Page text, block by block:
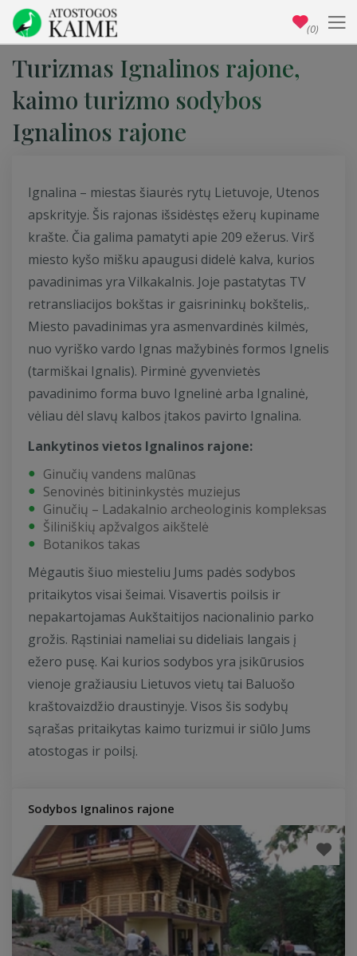
Turizmas Ignalinos rajone,
kaimo turizmo sodybos
Ignalinos rajone
Ignalina – miestas šiaurės rytų Lietuvoje, Utenos
apskrityje. Šis rajonas išsidėstęs ežerų kupiname
krašte. Čia galima pamatyti apie 209 ežerus. Virš
miesto kyšo mišku apaugusi didelė kalva, kurios
pavadinimas yra Vilkakalnis. Joje pastatytas TV
retransliacijos bokštas ir gaisrininkų bokštelis,.
Miesto pavadinimas yra asmenvardinės kilmės,
nuo vyriško vardo Ignas mažybinės formos Ignelis
(tarmiškai Ignalis). Pirminė gyvenvietės
pavadinimo forma buvo Ignelinė arba Ignalinė,
vėliau dėl slavų kalbos įtakos pavirto Ignalina.
Lankytinos vietos Ignalinos rajone:
Ginučių vandens malūnas
Senovinės bitininkystės muziejus
Ginučių – Ladakalnio archeologinis kompleksas
Šiliniškių apžvalgos aikštelė
Botanikos takas
Mėgautis šiuo miesteliu Jums padės sodybos
pritaikytos visai šeimai. Visavertis poilsis ir
nepakartojamas Aukštaitijos nacionalinio parko
grožis. Rąstiniai nameliai su dideliais langais į
ežero pusę. Kai kurios sodybos yra įsikūrusios
vienoje gražiausiu Lietuvos vietų tai Baluošo
kraštovaizdžio draustinyje. Visos šis sodybų
sąrašas pritaikytas kaimo turizmui ir siūlo Jums
atostogas ir poilsį.
Sodybos Ignalinos rajone
(0)